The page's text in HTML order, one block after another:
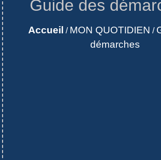
Guide des
Accueil / MON QUOTIDIEN /
démarches